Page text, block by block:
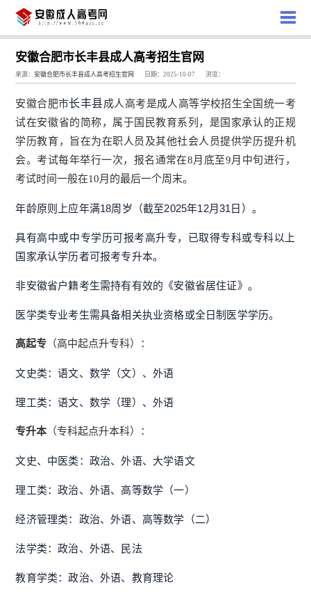
安徽合肥市长丰县成人高考招生官网
来源：安徽合肥市长丰县成人高考招生官网 日期：2025-10-07 浏览：
安徽合肥市长丰县成人高考是成人高等学校招生全国统一考
试在安徽省的简称，属于国民教育系列，是国家承认的正规
学历教育，旨在为在职人员及其他社会人员提供学历提升机
会。考试每年举行一次，报名通常在8月底至9月中旬进行，
考试时间一般在10月的最后一个周末。
年龄原则上应年满18周岁（截至2025年12月31日）。
具有高中或中专学历可报考高升专，已取得专科或专科以上
国家承认学历者可报考专升本。
非安徽省户籍考生需持有有效的《安徽省居住证》。
医学类专业考生需具备相关执业资格或全日制医学学历。
高起专 （高中起点升专科）：
文史类：语文、数学（文）、外语
理工类：语文、数学（理）、外语
专升本 （专科起点升本科）：
文史、中医类：政治、外语、大学语文
理工类：政治、外语、高等数学（一）
经济管理类：政治、外语、高等数学（二）
法学类：政治、外语、民法
教育学类：政治、外语、教育理论